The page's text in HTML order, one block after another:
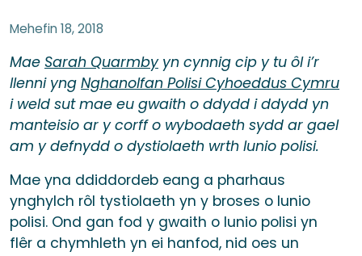
Mehefin 18, 2018
Mae Sarah Quarmbyyn cynnig cip y tu ôl i’r
llenni yng Nghanolfan Polisi Cyhoeddus Cymru
i weld sut mae eu gwaith o ddydd i ddydd yn
manteisio ar y corff o wybodaeth sydd ar gael
am y defnydd o dystiolaeth wrth lunio polisi.
Mae yna ddiddordeb eang a pharhaus
ynghylch rôl tystiolaeth yn y broses o lunio
polisi. Ond gan fod y gwaith o lunio polisi yn
flêr a chymhleth yn ei hanfod, nid oes un